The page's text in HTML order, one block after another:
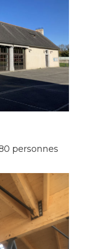
personnes